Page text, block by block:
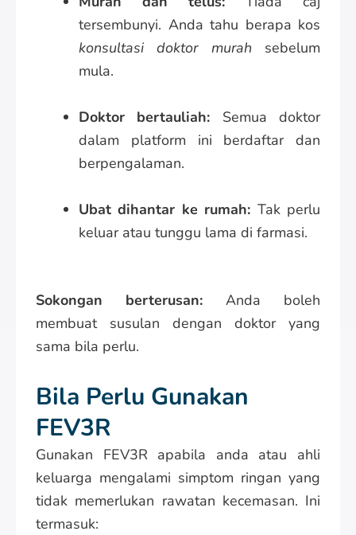
tersembunyi. Anda tahu berapa kos
konsultasi doktor murah sebelum
mula.
Doktor bertauliah: Semua doktor
dalam platform ini berdaftar dan
berpengalaman.
Ubat dihantar ke rumah: Tak perlu
keluar atau tunggu lama di farmasi.
Sokongan berterusan: Anda boleh
membuat susulan dengan doktor yang
sama bila perlu.
Bila Perlu Gunakan
FEV3R
Gunakan FEV3R apabila anda atau ahli
keluarga mengalami simptom ringan yang
tidak memerlukan rawatan kecemasan. Ini
termasuk: